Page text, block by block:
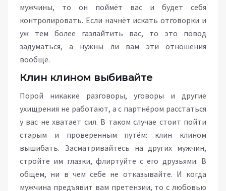
мужчины, то он поймёт вас и будет себя
контролировать. Если начнёт искать отговорки и
уж тем более газлайтить вас, то это повод
задуматься, а нужны ли вам эти отношения
вообще.
Клин клином выбивайте
Порой никакие разговоры, уговоры и другие
ухищрения не работают, а с партнёром расстаться
у вас не хватает сил. В таком случае стоит пойти
старым и проверенным путём: клин клином
вышибать. Засматривайтесь на других мужчин,
стройте им глазки, флиртуйте с его друзьями. В
общем, ни в чем себе не отказывайте. И когда
мужчина предъявит вам претензии, то с любовью